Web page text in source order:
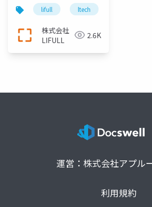
Solr
lifull ltech
株式会社
LIFULL
2.6K
運営：株式会社アプル
利用規約